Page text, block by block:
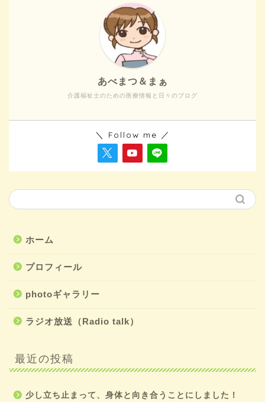
介護福祉士のための医療情報と日々のブログ
あべまつ＆まぁ
＼ Follow me ／
ホーム
プロフィール
photoギャラリー
ラジオ放送（Radio talk）
最近の投稿
少し立ち止まって、身体と向き合うことにしました！